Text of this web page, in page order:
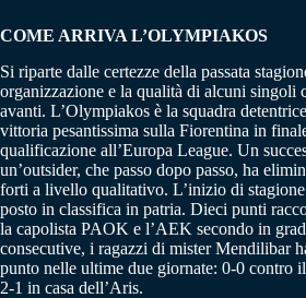
COME ARRIVA L’OLYMPIAKOS
Si riparte dalle certezze della passata
organizzazione e la qualità di alcuni singoli
avanti. L’Olympiakos è la squadra
vittoria pesantissima sulla Fiorentina in
qualificazione all’Europa League. Un
un’outsider, che passo dopo passo, ha
forti a livello qualitativo. L’inizio di
posto in classifica in patria. Dieci punti
la capolista PAOK e l’AEK secondo in
consecutive, i ragazzi di mister Mendilibar
punto nelle ultime due giornate: 0-0 contro
2-1 in casa dell’Aris.